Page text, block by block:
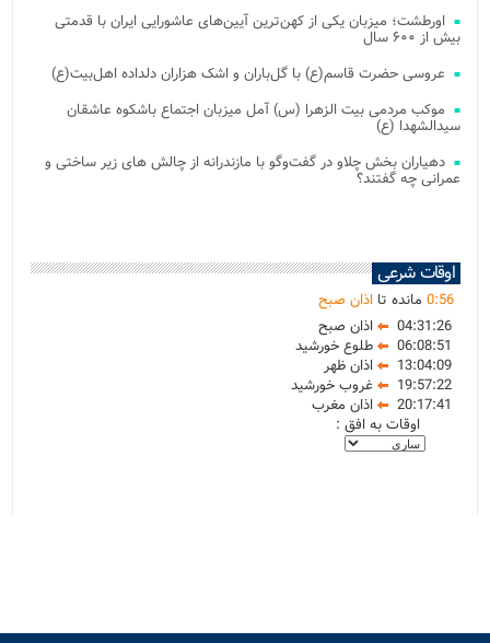
اورطشت؛ میزبان یکی از کهن‌ترین آیین‌های عاشورایی ایران با قدمتی
بیش از ۶۰۰ سال
عروسی حضرت قاسم(ع) با گل‌باران و اشک هزاران دلداده اهل‌بیت(ع)
موکب مردمی بیت‌ الزهرا (س) آمل میزبان اجتماع باشکوه عاشقان
سیدالشهدا (ع)
دهیاران بخش چلاو در گفت‌وگو با مازندرانه از چالش های زیر ساختی و
عمرانی چه گفتند؟
اوقات شرعی
0:56 مانده تا اذان صبح
04:31:26
اذان صبح
06:08:51
طلوع خورشید
13:04:09
اذان ظهر
19:57:22
غروب خورشید
20:17:41
اذان مغرب
اوقات به افق :